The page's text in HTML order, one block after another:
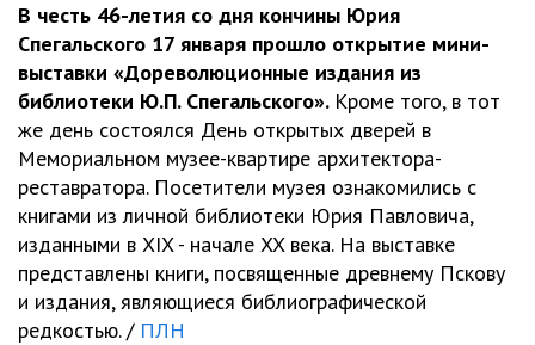
В честь 46-летия со дня кончины Юрия
Спегальского 17 января прошло открытие мини-
выставки «Дореволюционные издания из
библиотеки Ю.П. Спегальского». Кроме того, в тот
же день состоялся День открытых дверей в
Мемориальном музее-квартире архитектора-
реставратора. Посетители музея ознакомились с
книгами из личной библиотеки Юрия Павловича,
изданными в XIX - начале XX века. На выставке
представлены книги, посвященные древнему Пскову
и издания, являющиеся библиографической
редкостью. / ПЛН